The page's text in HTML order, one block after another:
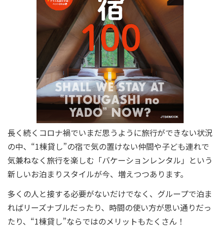
長く続くコロナ禍でいまだ思うように旅行ができない状況
の中、“1棟貸し”の宿で気の置けない仲間や子ども連れで
気兼ねなく旅行を楽しむ「バケーションレンタル」という
新しいお泊まりスタイルが今、増えつつあります。
多くの人と接する必要がないだけでなく、グループで泊ま
ればリーズナブルだったり、時間の使い方が思い通りだっ
たり、“1棟貸し”ならではのメリットもたくさん！